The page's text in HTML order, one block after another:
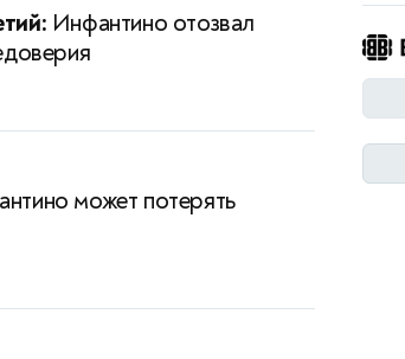
Инфантино отозвал
может потерять